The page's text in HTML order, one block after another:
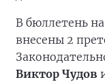
В бюллетень
внесены 2
Виктор Чудов